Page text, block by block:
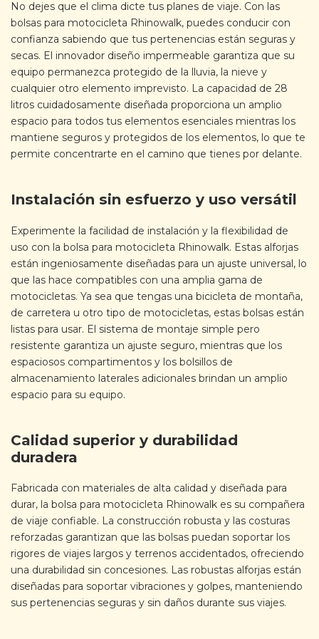
No dejes que el clima dicte tus planes de viaje. Con las
bolsas para motocicleta Rhinowalk, puedes conducir con
confianza sabiendo que tus pertenencias están seguras y
secas. El innovador diseño impermeable garantiza que su
equipo permanezca protegido de la lluvia, la nieve y
cualquier otro elemento imprevisto. La capacidad de 28
litros cuidadosamente diseñada proporciona un amplio
espacio para todos tus elementos esenciales mientras los
mantiene seguros y protegidos de los elementos, lo que te
permite concentrarte en el camino que tienes por delante.
Instalación sin esfuerzo y uso versátil
Experimente la facilidad de instalación y la flexibilidad de
uso con la bolsa para motocicleta Rhinowalk. Estas alforjas
están ingeniosamente diseñadas para un ajuste universal, lo
que las hace compatibles con una amplia gama de
motocicletas. Ya sea que tengas una bicicleta de montaña,
de carretera u otro tipo de motocicletas, estas bolsas están
listas para usar. El sistema de montaje simple pero
resistente garantiza un ajuste seguro, mientras que los
espaciosos compartimentos y los bolsillos de
almacenamiento laterales adicionales brindan un amplio
espacio para su equipo.
Calidad superior y durabilidad
duradera
Fabricada con materiales de alta calidad y diseñada para
durar, la bolsa para motocicleta Rhinowalk es su compañera
de viaje confiable. La construcción robusta y las costuras
reforzadas garantizan que las bolsas puedan soportar los
rigores de viajes largos y terrenos accidentados, ofreciendo
una durabilidad sin concesiones. Las robustas alforjas están
diseñadas para soportar vibraciones y golpes, manteniendo
sus pertenencias seguras y sin daños durante sus viajes.